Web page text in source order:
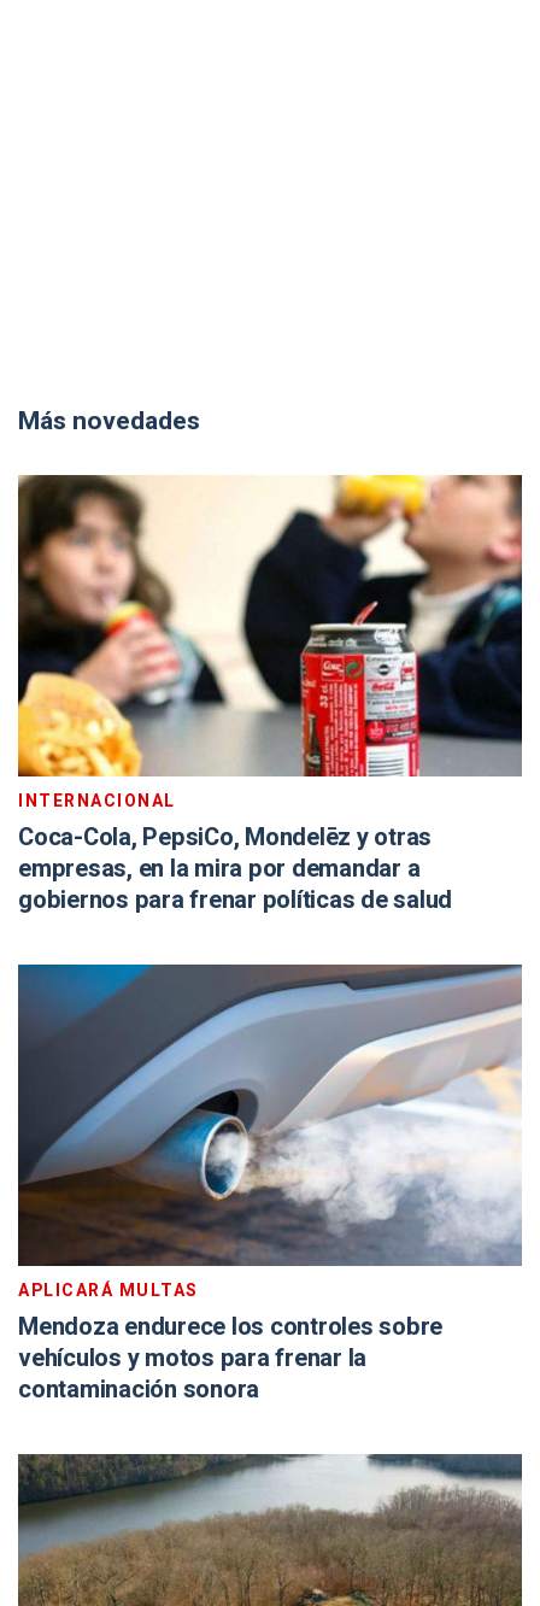
Más novedades
INTERNACIONAL
Coca-Cola, PepsiCo, Mondelēz y otras
empresas, en la mira por demandar a
gobiernos para frenar políticas de salud
APLICARÁ MULTAS
Mendoza endurece los controles sobre
vehículos y motos para frenar la
contaminación sonora